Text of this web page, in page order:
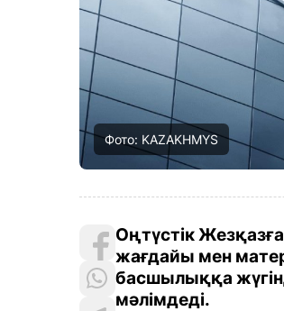
Фото: KAZAKHMYS
Оңтүстік
жағдайы мен
басшылыққа
мәлімдеді.